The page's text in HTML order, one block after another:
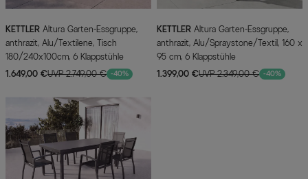
KETTLER
anthrazit, Alu/Textilene, Tisch
180/240x100cm, 6 Klappstühle
1.649,00 €UVP 2.749,00 € -40%
KETTLER
anthrazit, Alu/Spraystone/Textil, 160 x
95 cm, 6 Klappstühle
1.399,00 €UVP 2.349,00 € -40%